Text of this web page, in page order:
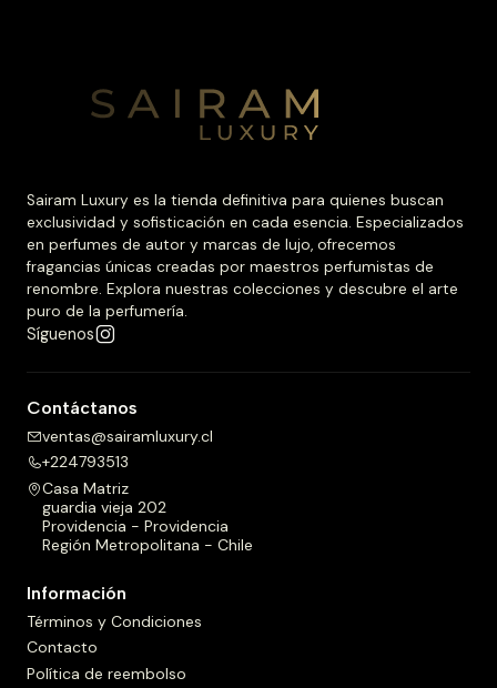
Sairam Luxury es la tienda definitiva para quienes buscan
exclusividad y sofisticación en cada esencia. Especializados
en perfumes de autor y marcas de lujo, ofrecemos
fragancias únicas creadas por maestros perfumistas de
renombre. Explora nuestras colecciones y descubre el arte
puro de la perfumería.
Síguenos
Contáctanos
ventas@sairamluxury.cl
+224793513
Casa Matriz
guardia vieja 202
Providencia - Providencia
Región Metropolitana - Chile
Información
Términos y Condiciones
Contacto
Política de reembolso